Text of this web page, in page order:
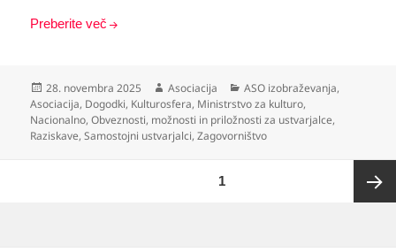
Preberite več
Objavljeno
dne
28. novembra 2025 Avtor
Asociacija Kategorije
ASO izobraževanja,
Asociacija, Dogodki, Kulturosfera, Ministrstvo za kulturo,
Nacionalno,Obveznosti, možnosti in priložnosti za ustvarjalce,
Raziskave,Samostojni ustvarjalci,Zagovorništvo
1